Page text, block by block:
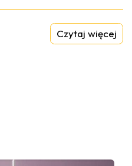
Czytaj więcej